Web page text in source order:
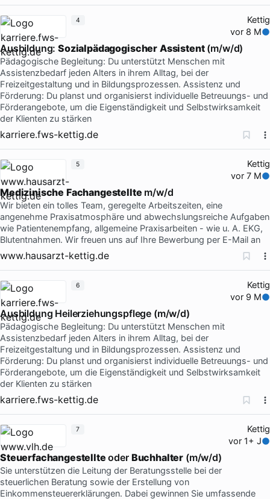
Kettig
vor 8 M
Ausbildung:Sozialpädagogischer Assistent(m/w/d)
Pädagogische Begleitung: Du unterstützt Menschen mit
Assistenzbedarf jeden Alters in ihrem Alltag, bei der
Freizeitgestaltung und in Bildungsprozessen. Assistenz und
Förderung: Du planst und organisierst individuelle Betreuungs- und
Förderangebote, um die Eigenständigkeit und Selbstwirksamkeit
der Klienten zu stärken
karriere.fws-kettig.de
4
Kettig
vor 7 M
Medizinische Fachangestellte m/w/d
Wir bieten ein tolles Team, geregelte Arbeitszeiten, eine
angenehme Praxisatmosphäre und abwechslungsreiche Aufgaben
wie Patientenempfang, allgemeine Praxisarbeiten - wie u. A. EKG,
Blutentnahmen. Wir freuen uns auf Ihre Bewerbung per E-Mail an
www.hausarzt-kettig.de
5
Kettig
vor 9 M
Ausbildung Heilerziehungspflege (m/w/d)
Pädagogische Begleitung: Du unterstützt Menschen mit
Assistenzbedarf jeden Alters in ihrem Alltag, bei der
Freizeitgestaltung und in Bildungsprozessen. Assistenz und
Förderung: Du planst und organisierst individuelle Betreuungs- und
Förderangebote, um die Eigenständigkeit und Selbstwirksamkeit
der Klienten zu stärken
karriere.fws-kettig.de
6
Kettig
vor 1+ J
Steuerfachangestellte oder Buchhalter (m/w/d)
Sie unterstützen die Leitung der Beratungsstelle bei der
steuerlichen Beratung sowie der Erstellung von
Einkommensteuererklärungen. Dabei gewinnen Sie umfassende
7